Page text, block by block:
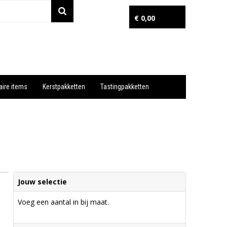
€ 0,00
items Kerstpakketten Tastingpakketten
Jouw selectie
Voeg een aantal in bij maat.